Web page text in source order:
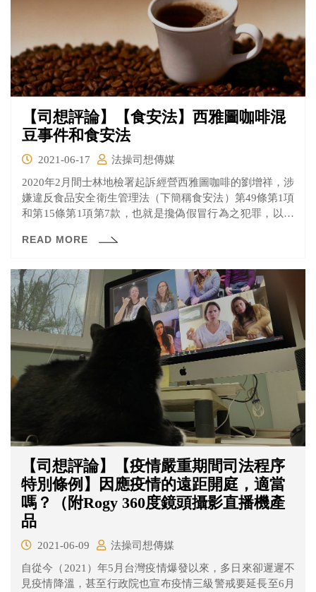
【司想評論】【食安法】西雅圖咖啡混
豆事件和食安法
2021-06-17
法操司想傳媒
2020年2月間士林地檢署起訴經營西雅圖咖啡的劉增祥，涉
嫌違反食品安全衛生管理法（下簡稱食安法）第49條第1項
和第15條第1項第7款，也就是攙偽假冒行為之犯罪，以及
READ MORE
【司想評論】【疫情嚴重期間司法程序
特別條例】因應疫情的遠距開庭，適當
嗎？（附Rogy 360度鏡頭攝影直播機產
品
2021-06-09
法操司想傳媒
自從今（2021）年5月台灣疫情爆發以來，多日來卻遲遲不
見疫情降溫，甚至行政院也宣布疫情三級警戒要延長至6月